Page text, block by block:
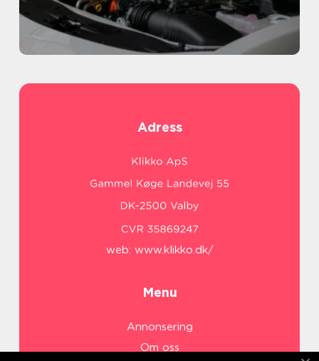
Adress
web: www.klikko.dk/
Menu
Annonsering
Om oss